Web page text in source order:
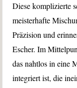
Diese komplizierte
meisterhafte
Präzision und
Escher. Im
das nahtlos in eine
integriert ist, die